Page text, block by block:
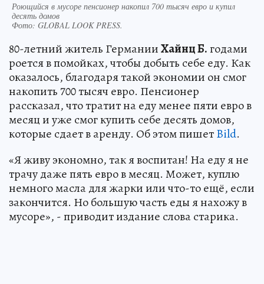
Роющийся в мусоре пенсионер накопил 700 тысяч евро и купил
десять домов
Фото: GLOBAL LOOK PRESS.
80-летний житель ГерманииХайнц Б.годами
роется в помойках, чтобы добыть себе еду. Как
оказалось, благодаря такой экономии он смог
накопить 700 тысяч евро. Пенсионер
рассказал, что тратит на еду менее пяти евро в
месяц и уже смог купить себе десять домов,
которые сдает в аренду. Об этом пишетBild.
«Я живу экономно, так я воспитан! На еду я не
трачу даже пять евро в месяц. Может, куплю
немного масла для жарки или что-то ещё, если
закончится. Но большую часть еды я нахожу в
мусоре», - приводит издание слова старика.